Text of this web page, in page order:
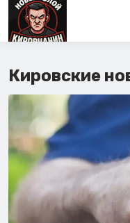
Кировские